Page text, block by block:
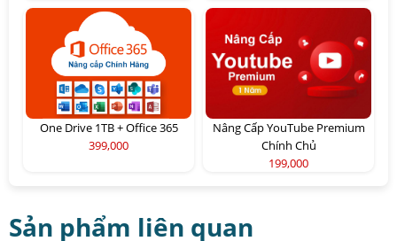
One Drive 1TB + Office 365
399,000
Nâng Cấp YouTube Premium
Chính Chủ
199,000
Sản phẩm liên quan